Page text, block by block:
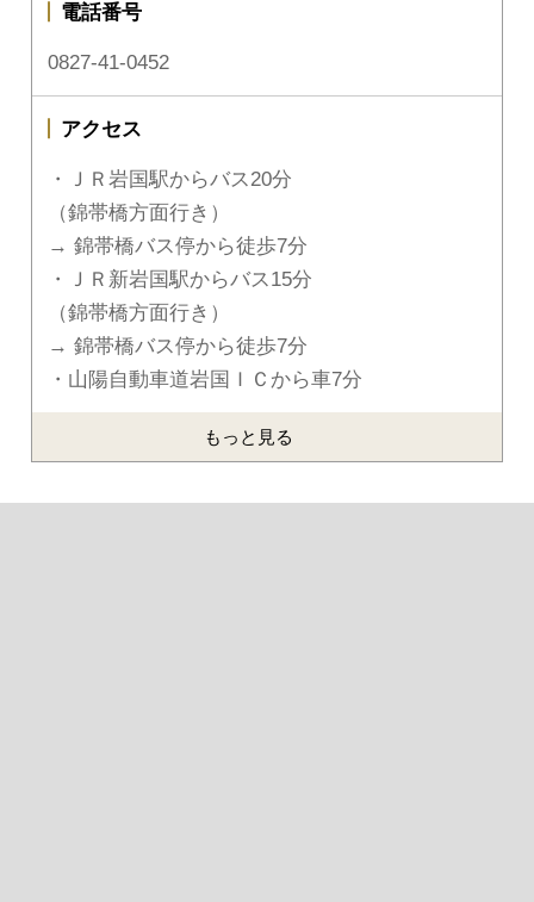
電話番号
0827-41-0452
アクセス
・ＪＲ岩国駅からバス20分
（錦帯橋方面行き）
→ 錦帯橋バス停から徒歩7分
・ＪＲ新岩国駅からバス15分
（錦帯橋方面行き）
→ 錦帯橋バス停から徒歩7分
・山陽自動車道岩国ＩＣから車7分
もっと見る